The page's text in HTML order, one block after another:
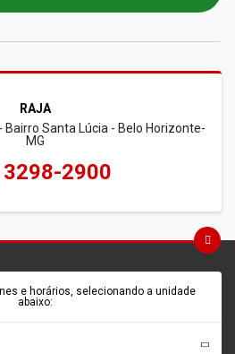
RAJA
Bairro Santa Lúcia - Belo Horizonte-
MG
2900
e horários, selecionando a unidade
abaixo: